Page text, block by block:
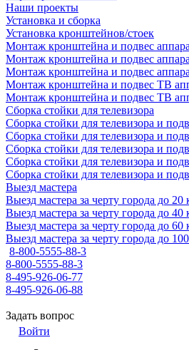
Наши проекты
Установка и сборка
Установка кронштейнов/стоек
Монтаж кронштейна и подвес
Монтаж кронштейна и подвес
Монтаж кронштейна и подвес
Монтаж кронштейна и подвес ТВ
Монтаж кронштейна и подвес ТВ
Сборка стойки для телевизора
Сборка стойки для телевизора и
Сборка стойки для телевизора и
Сборка стойки для телевизора и
Сборка стойки для телевизора и
Сборка стойки для телевизора и
Выезд мастера
Выезд мастера за черту города до 20
Выезд мастера за черту города до 40
Выезд мастера за черту города до 60
Выезд мастера за черту города до
8-800-5555-88-3
8-800-5555-88-3
8-495-926-06-77
8-495-926-06-88
Задать вопрос
Войти